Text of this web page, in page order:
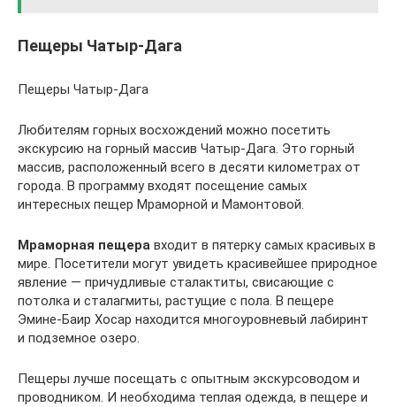
Пещеры Чатыр-Дага
Пещеры Чатыр-Дага
Любителям горных восхождений можно посетить
экскурсию на горный массив Чатыр-Дага. Это горный
массив, расположенный всего в десяти километрах от
города. В программу входят посещение самых
интересных пещер Мраморной и Мамонтовой.
Мраморная пещера входит в пятерку самых красивых в
мире. Посетители могут увидеть красивейшее природное
явление — причудливые сталактиты, свисающие с
потолка и сталагмиты, растущие с пола. В пещере
Эмине-Баир Хосар находится многоуровневый лабиринт
и подземное озеро.
Пещеры лучше посещать с опытным экскурсоводом и
проводником. И необходима теплая одежда, в пещере и